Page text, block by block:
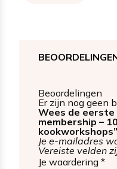
Beoordelingen
Er zijn nog geen
Wees de eerste
membership –
Je e-mailadres
Vereiste velden
Je waardering *